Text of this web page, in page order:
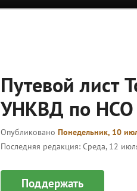
Путевой лист
УНКВД по НСО
Опубликовано Понедельник, 10
Последняя редакция: Среда, 12
Поддержать